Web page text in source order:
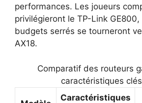
performances. Les joueurs
privilégieront le TP-Link
budgets serrés se tourneront
AX18.
Comparatif des routeurs
caractéristiques
Caractéristiques